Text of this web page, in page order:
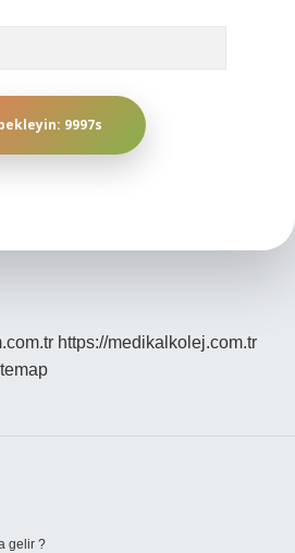
https://medikalkolej.com.tr
gelir ?